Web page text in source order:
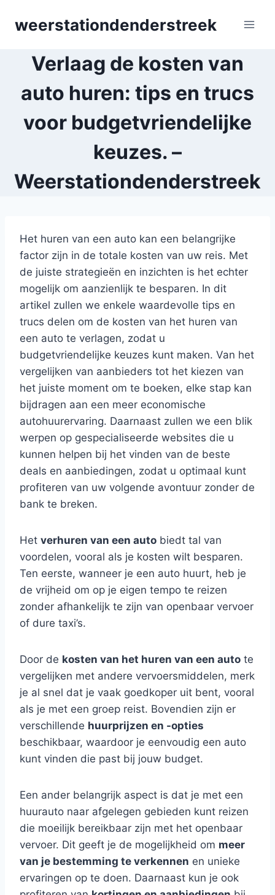
weerstationdenderstreek
Verlaag de kosten van
auto huren: tips en trucs
voor budgetvriendelijke
keuzes. –
Weerstationdenderstreek
Het huren van een auto kan een belangrijke
factor zijn in de totale kosten van uw reis. Met
de juiste strategieën en inzichten is het echter
mogelijk om aanzienlijk te besparen. In dit
artikel zullen we enkele waardevolle tips en
trucs delen om de kosten van het huren van
een auto te verlagen, zodat u
budgetvriendelijke keuzes kunt maken. Van het
vergelijken van aanbieders tot het kiezen van
het juiste moment om te boeken, elke stap kan
bijdragen aan een meer economische
autohuurervaring. Daarnaast zullen we een blik
werpen op gespecialiseerde websites die u
kunnen helpen bij het vinden van de beste
deals en aanbiedingen, zodat u optimaal kunt
profiteren van uw volgende avontuur zonder de
bank te breken.
Het verhuren van een auto biedt tal van
voordelen, vooral als je kosten wilt besparen.
Ten eerste, wanneer je een auto huurt, heb je
de vrijheid om op je eigen tempo te reizen
zonder afhankelijk te zijn van openbaar vervoer
of dure taxi’s.
Door de kosten van het huren van een auto te
vergelijken met andere vervoersmiddelen, merk
je al snel dat je vaak goedkoper uit bent, vooral
als je met een groep reist. Bovendien zijn er
verschillende huurprijzen en -opties
beschikbaar, waardoor je eenvoudig een auto
kunt vinden die past bij jouw budget.
Een ander belangrijk aspect is dat je met een
huurauto naar afgelegen gebieden kunt reizen
die moeilijk bereikbaar zijn met het openbaar
vervoer. Dit geeft je de mogelijkheid om meer
van je bestemming te verkennen en unieke
ervaringen op te doen. Daarnaast kun je ook